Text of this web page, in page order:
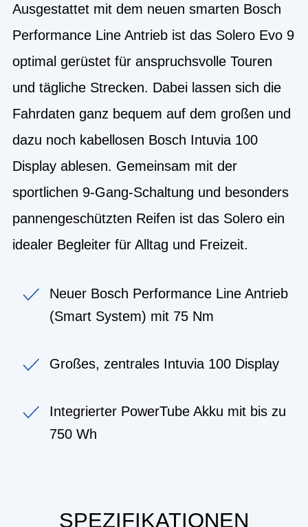
Ausgestattet mit dem neuen smarten Bosch
Performance Line Antrieb ist das Solero Evo 9
optimal gerüstet für anspruchsvolle Touren
und tägliche Strecken. Dabei lassen sich die
Fahrdaten ganz bequem auf dem großen und
dazu noch kabellosen Bosch Intuvia 100
Display ablesen. Gemeinsam mit der
sportlichen 9-Gang-Schaltung und besonders
pannengeschützten Reifen ist das Solero ein
idealer Begleiter für Alltag und Freizeit.
Neuer Bosch Performance Line Antrieb
(Smart System) mit 75 Nm
Großes, zentrales Intuvia 100 Display
Integrierter PowerTube Akku mit bis zu
750 Wh
SPEZIFIKATIONEN